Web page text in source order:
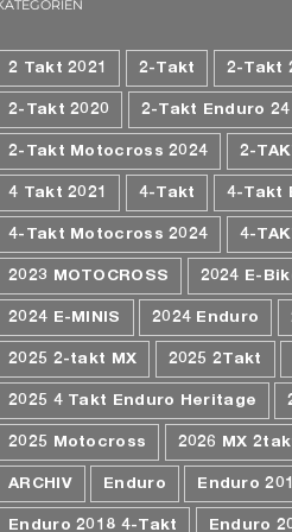
2 Takt 2021 2-Takt 2-Takt
2-Takt 2020 2-Takt Enduro 24
2-Takt Motocross 2024 2-
4 Takt 2021 4-Takt 4-Takt
4-Takt Motocross 2024 4-
2023 MOTOCROSS 2024 E-
2024 E-MINIS 2024 Enduro
2025 2-takt MX 2025 2Takt
2025 4 Takt Enduro Heritage
2025 Motocross 2026 MX
ARCHIV Enduro Enduro
Enduro 2018 4-Takt Enduro